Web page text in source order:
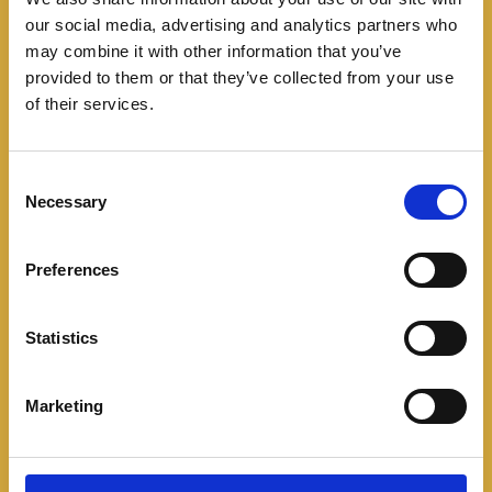
our social media, advertising and analytics partners who
may combine it with other information that you’ve
provided to them or that they’ve collected from your use
of their services.
Necessary
Preferences
Statistics
Marketing
ballestas. También conserva el esquema delantero
tipo McPherson en el eje delantero, los frenos de
disco delante y tambores detrás.